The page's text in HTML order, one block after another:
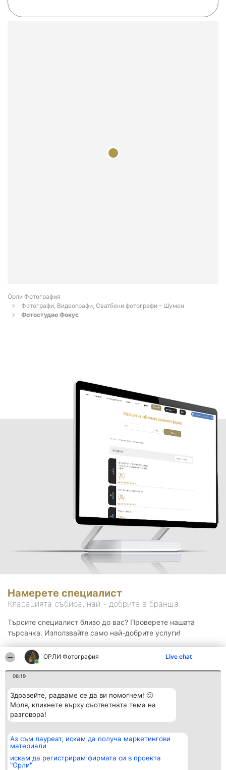
ОРЛИ Фотография Live chat
06:19
Здравейте, радваме се да ви помогнем! 🙂
Моля, кликнете върху съответната тема на
разговора!
Аз съм лауреат, искам да получа маркетингови
материали
искам да регистрирам фирмата си в проекта
"Орли"
Орли Фотография
Фотографи, Видеографи, Сватбени фотографи - Шумен
Фотостудио Фокус
Намерете специалист
Класацията събира, най - добрите в бранша.
Търсите специалист близо до вас? Проверете нашата
търсачка. Използвайте само най-добрите услуги!
Организатор на
класиране
BulevardulAleea Timișul De
Sus Nr. 2, Bl. A30, Sc. A, Et.
Класация
всички
Контакти